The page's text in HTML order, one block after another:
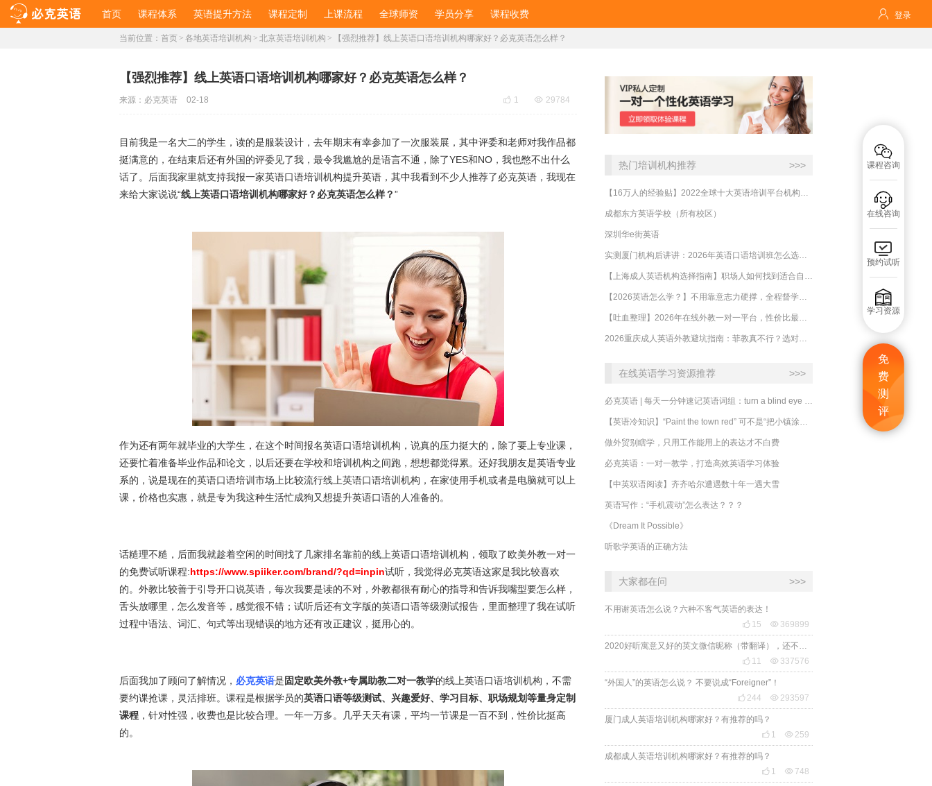
首页 课程体系 英语提升方法 课程定制 上课流程 全球师资 学员分享 课程收费  登录

课程咨询

在线咨询

预约试听

学习资源
免
费
测
评
当前位置： 首页 > 各地英语培训机构 > 北京英语培训机构 > 【强烈推荐】线上英语口语培训机构哪家好？必克英语怎么样？
【强烈推荐】线上英语口语培训机构哪家好？必克英语怎么样？
 1  29784
来源： 必克英语 02-18
目前我是一名大二的学生，读的是服装设计，去年期末有幸参加了一次服装展，其中评委和老师对我作品都
挺满意的，在结束后还有外国的评委见了我，最令我尴尬的是语言不通，除了YES和NO，我也憋不出什么
话了。后面我家里就支持我报一家英语口语培训机构提升英语，其中我看到不少人推荐了必克英语，我现在
来给大家说说“线上英语口语培训机构哪家好？必克英语怎么样？”
作为还有两年就毕业的大学生，在这个时间报名英语口语培训机构，说真的压力挺大的，除了要上专业课，
还要忙着准备毕业作品和论文，以后还要在学校和培训机构之间跑，想想都觉得累。还好我朋友是英语专业
系的，说是现在的英语口语培训市场上比较流行线上英语口语培训机构，在家使用手机或者是电脑就可以上
课，价格也实惠，就是专为我这种生活忙成狗又想提升英语口语的人准备的。
话糙理不糙，后面我就趁着空闲的时间找了几家排名靠前的线上英语口语培训机构，领取了欧美外教一对一
的免费试听课程:https://www.spiiker.com/brand/?qd=inpin试听，我觉得必克英语这家是我比较喜欢
的。外教比较善于引导开口说英语，每次我要是读的不对，外教都很有耐心的指导和告诉我嘴型要怎么样，
舌头放哪里，怎么发音等，感觉很不错；试听后还有文字版的英语口语等级测试报告，里面整理了我在试听
过程中语法、词汇、句式等出现错误的地方还有改正建议，挺用心的。
后面我加了顾问了解情况， 必克英语是固定欧美外教+专属助教二对一教学的线上英语口语培训机构，不需
要约课抢课，灵活排班。课程是根据学员的英语口语等级测试、兴趣爱好、学习目标、职场规划等量身定制
课程 ，针对性强，收费也是比较合理。一年一万多。几乎天天有课，平均一节课是一百不到，性价比挺高
的。
热门培训机构推荐 >>>
成都东方英语学校（所有校区）
深圳华e街英语
在线英语学习资源推荐 >>>
做外贸别瞎学，只用工作能用上的表达才不白费
必克英语：一对一教学，打造高效英语学习体验
【中英双语阅读】齐齐哈尔遭遇数十年一遇大雪
英语写作：“手机震动”怎么表达？？？
《Dream It Possible》
听歌学英语的正确方法
大家都在问 >>>
不用谢英语怎么说？六种不客气英语的表达！
 15  369899
 11  337576
“外国人”的英语怎么说？ 不要说成“Foreigner”！
 244  293597
厦门成人英语培训机构哪家好？有推荐的吗？
 1  259
成都成人英语培训机构哪家好？有推荐的吗？
 1  748